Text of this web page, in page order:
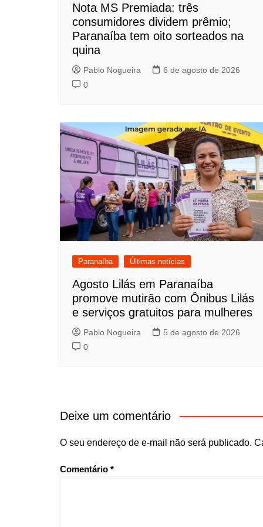
Nota MS Premiada: três
consumidores dividem prêmio;
Paranaíba tem oito sorteados na
quina
Pablo Nogueira
6 de agosto de 2026
0
Paranaíba Últimas notícias
Agosto Lilás em Paranaíba
promove mutirão com Ônibus Lilás
e serviços gratuitos para mulheres
Pablo Nogueira
5 de agosto de 2026
0
Deixe um comentário
O seu endereço de e-mail não será publicado.
Comentário *